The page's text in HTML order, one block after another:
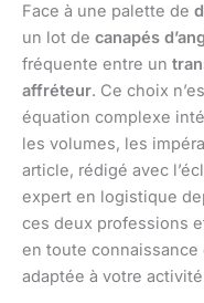
Face à une palette de
un lot de canapés
fréquente entre un
affréteur. Ce choix
équation complexe
les volumes, les
article, rédigé avec
expert en logistique
ces deux professions
en toute
adaptée à votre